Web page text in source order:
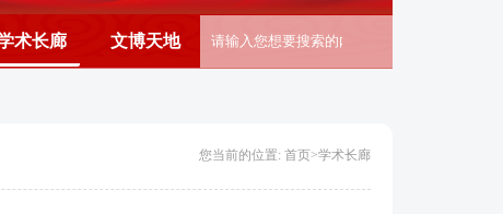
术长廊 文博天地
您当前的位置: 首页>学术长廊